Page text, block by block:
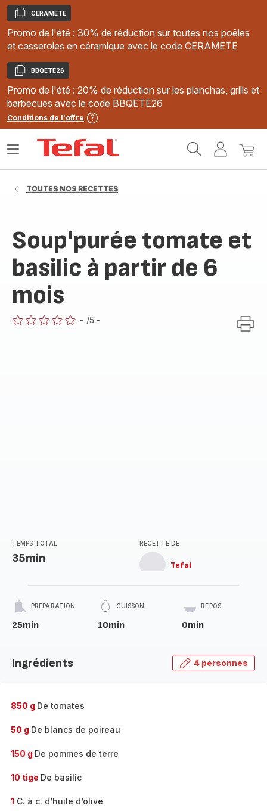
Copier
CERAMETE
Promo de l'été : 30% de réduction sur toutes nos poêles
et casseroles en céramique avec le code CERAMETE
Copier
BBQETE26
Promo de l'été : 20% de réduction sur les planchas, grills et
barbecues avec le code BBQETE26
Conditions de l'offre
MonMon
Ouvrir
TOUTES NOS RECETTES
Soup'purée tomate et
basilic à partir de 6
mois
- /5 -
TEMPS TOTAL
35min
RECETTE DE
Tefal
PRÉPARATION
25min
CUISSON
10min
REPOS
0min
Ingrédients 4 personnes
850 g De tomates
50 g De blancs de poireau
150 g De pommes de terre
10 tige De basilic
1 C. à c. d’huile d’olive